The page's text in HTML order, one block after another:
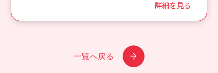
詳細を見る
一覧へ戻る